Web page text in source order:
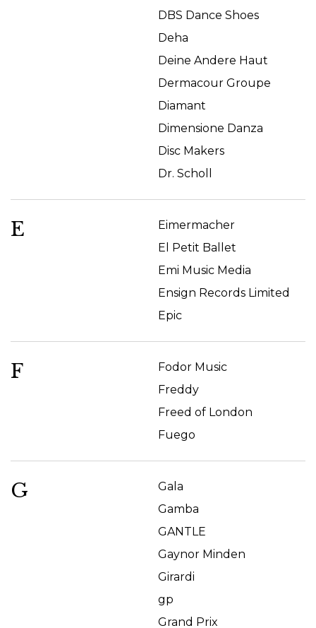
DBS Dance Shoes
Deha
Deine Andere Haut
Dermacour Groupe
Diamant
Dimensione Danza
Disc Makers
Dr. Scholl
E
Eimermacher
El Petit Ballet
Emi Music Media
Ensign Records Limited
Epic
F
Fodor Music
Freddy
Freed of London
Fuego
G
Gala
Gamba
GANTLE
Gaynor Minden
Girardi
gp
Grand Prix